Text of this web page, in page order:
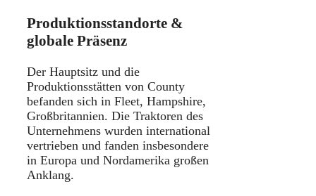
Produktionsstandorte &
globale Präsenz
Der Hauptsitz und die
Produktionsstätten von County
befanden sich in Fleet, Hampshire,
Großbritannien. Die Traktoren des
Unternehmens wurden international
vertrieben und fanden insbesondere
in Europa und Nordamerika großen
Anklang.